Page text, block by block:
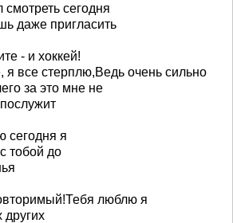
сегодня
даже пригласить
- и хоккей!
все стерплю,Ведь очень сильно
за это мне не
сегодня я
тобой до
люблю я
других